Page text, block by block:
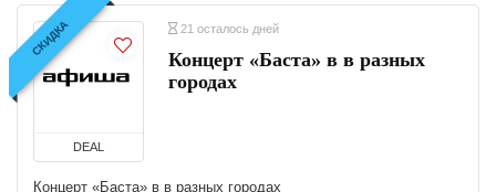
СКИДКА
DEAL
21 осталось дней
Концерт «Баста» в в разных
городах
Концерт «Баста» в в разных городах